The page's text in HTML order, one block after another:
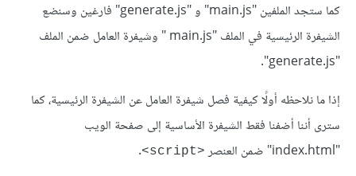
كما ستجد الملفين "main.js" و "generate.js" فارغين وسنضع
الشيفرة الرئيسية في الملف "main.js " وشيفرة العامل ضمن الملف
"generate.js".
إذا ما نلاحظه أولًا كيفية فصل شيفرة العامل عن الشيفرة الرئيسية، كما
سترى أننا أضفنا فقط الشيفرة اﻷساسية إلى صفحة الويب
"index.html" ضمن العنصر
<script>
.